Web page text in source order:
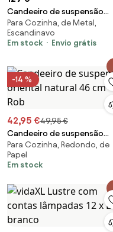
Candeeiro de suspensão
escandinavo branco 45 cm -
Lina Drop
Para Cozinha, de Metal,
Escandinavo
Em stock
Envio grátis
-14 %
42,95 €49,95 €
Candeeiro de suspensão
oriental natural 46 cm - Rob
Para Cozinha, Redondo, de
Papel
Em stock